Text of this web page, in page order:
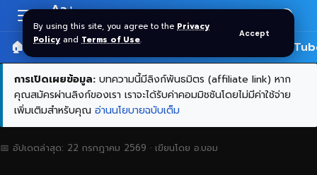
By using this site, you agree to the Privacy
Policy and Terms of Use.
Accept
Resizer
Aa
🏠 หน้าแรก ราคาทอง SPDR 🎬
การเปิดเผยข้อมูล: บทความนี้มีลิงก์พันธมิตร (affiliate link) หาก
คุณสมัครผ่านลิงก์ของเรา เราจะได้รับค่าคอมมิชชันโดยไม่มีค่าใช้จ่าย
เพิ่มเติมสำหรับคุณ อ่านนโยบายฉบับเต็ม
📅 อัปเดตล่าสุด: 22 กรกฎาคม 2569 · เขียนโดย อ.บอม